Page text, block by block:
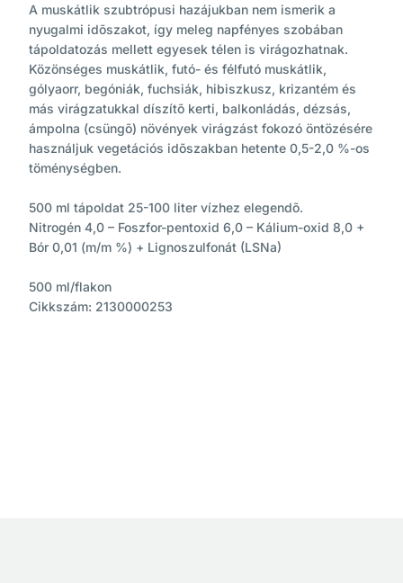
A muskátlik szubtrópusi hazájukban nem ismerik a
nyugalmi idõszakot, így meleg napfényes szobában
tápoldatozás mellett egyesek télen is virágozhatnak.
Közönséges muskátlik, futó- és félfutó muskátlik,
gólyaorr, begóniák, fuchsiák, hibiszkusz, krizantém és
más virágzatukkal díszítõ kerti, balkonládás, dézsás,
ámpolna (csüngõ) növények virágzást fokozó öntözésére
használjuk vegetációs idõszakban hetente 0,5-2,0 %-os
töménységben.
500 ml tápoldat 25-100 liter vízhez elegendõ.
Nitrogén 4,0 – Foszfor-pentoxid 6,0 – Kálium-oxid 8,0 +
Bór 0,01 (m/m %) + Lignoszulfonát (LSNa)
500 ml/flakon
Cikkszám: 2130000253